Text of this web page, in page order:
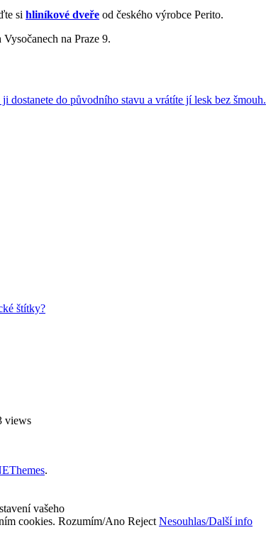
si hliníkové dveře od českého výrobce Perito.
na Praze 9.
dostanete do původního stavu a vrátíte jí lesk bez šmouh.
štítky?
views
.
vašeho
cookies. Rozumím/Ano Reject Nesouhlas/Další info